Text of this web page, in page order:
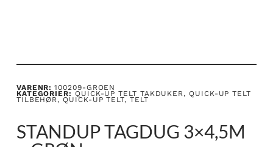
VARENR:100209-GROEN
KATEGORIER: QUICK-UP TELT TAKDUKER,QUICK-UP TELT
TILBEHØR,QUICK-UP TELT, TELT
STANDUP TAGDUG 3×4,5M